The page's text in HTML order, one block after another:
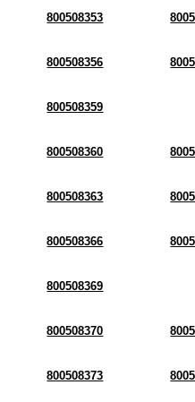
800508353
800508356
800508359
800508360
800508363
800508366
800508369
800508370
800508373